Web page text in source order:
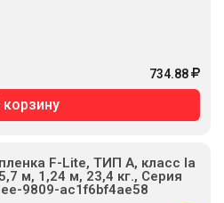
734.88
корзину
F-Lite, ТИП А, класс Ia
м, 1,24 м, 23,4 кг., Серия
9809-ac1f6bf4ae58